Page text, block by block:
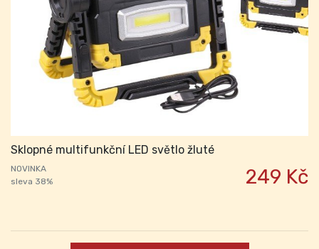
Sklopné multifunkční LED světlo žluté
NOVINKA
sleva 38%
249 Kč